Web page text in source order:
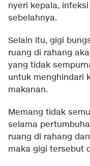
nyeri kepala,
sebelahnya.
Selain itu, gigi
ruang di rahang
yang tidak
untuk menghindari
makanan.
Memang tidak
selama
ruang di rahang
maka gigi tersebut